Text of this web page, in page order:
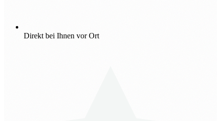
Direkt bei Ihnen vor Ort